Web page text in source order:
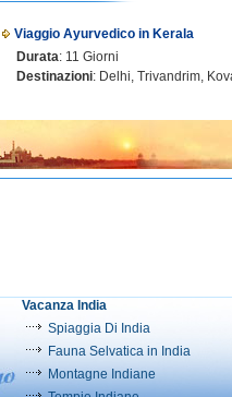
Viaggio Ayurvedico in Kerala
Durata: 11 Giorni
Destinazioni: Delhi, Trivandrim,
Vacanza India
Spiaggia Di India
Fauna Selvatica in India
Montagne Indiane